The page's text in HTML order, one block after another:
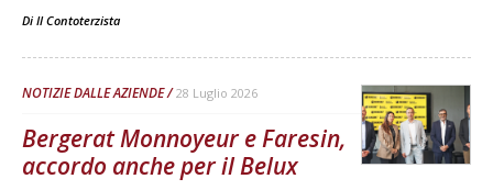
Di Il Contoterzista
NOTIZIE DALLE AZIENDE 28 Luglio 2026
Bergerat Monnoyeur e Faresin,
accordo anche per il Belux